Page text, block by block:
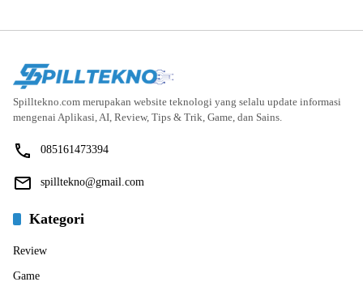
Spilltekno.com merupakan website teknologi yang selalu update informasi
mengenai Aplikasi, AI, Review, Tips & Trik, Game, dan Sains.
085161473394
spilltekno@gmail.com
Kategori
Review
Game